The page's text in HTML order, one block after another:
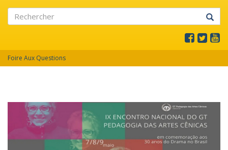
Foire Aux Questions